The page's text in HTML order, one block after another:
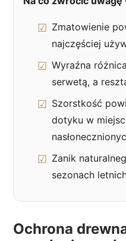
Zmatowienie
najczęściej
Wyraźna
serwetą, a
Szorstkość
dotyku w
Zanik
sezonach
Ochrona